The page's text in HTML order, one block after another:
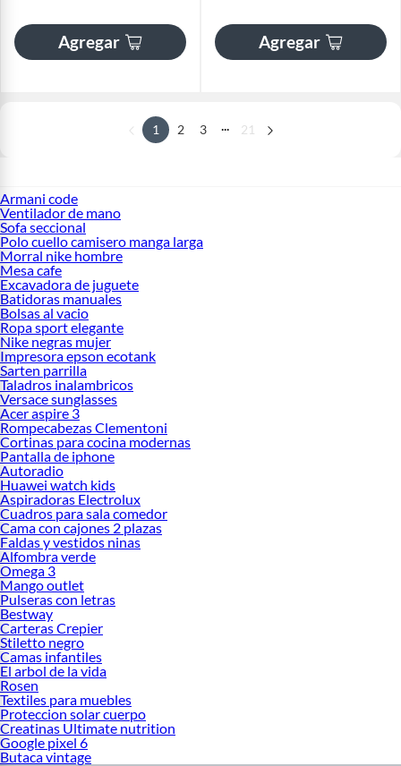
Agregar Agregar
1 2 3 ... 21
Armani code
Ventilador de mano
Sofa seccional
Polo cuello camisero manga larga
Morral nike hombre
Mesa cafe
Excavadora de juguete
Batidoras manuales
Bolsas al vacio
Ropa sport elegante
Nike negras mujer
Impresora epson ecotank
Sarten parrilla
Taladros inalambricos
Versace sunglasses
Acer aspire 3
Rompecabezas Clementoni
Cortinas para cocina modernas
Pantalla de iphone
Autoradio
Huawei watch kids
Aspiradoras Electrolux
Cuadros para sala comedor
Cama con cajones 2 plazas
Faldas y vestidos ninas
Alfombra verde
Omega 3
Mango outlet
Pulseras con letras
Bestway
Carteras Crepier
Stiletto negro
Camas infantiles
El arbol de la vida
Rosen
Textiles para muebles
Proteccion solar cuerpo
Creatinas Ultimate nutrition
Google pixel 6
Butaca vintage